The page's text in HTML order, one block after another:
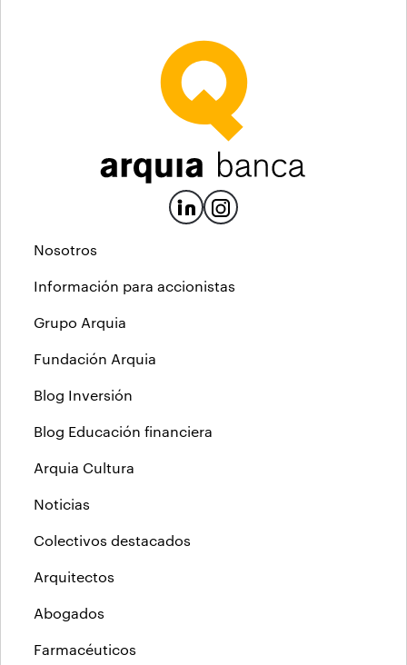
Nosotros
Información para accionistas
Grupo Arquia
Fundación Arquia
Blog Inversión
Blog Educación financiera
Arquia Cultura
Noticias
Colectivos destacados
Arquitectos
Abogados
Farmacéuticos